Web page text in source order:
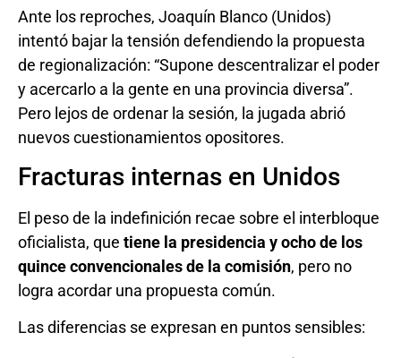
Ante los reproches, Joaquín Blanco (Unidos)
intentó bajar la tensión defendiendo la propuesta
de regionalización: “Supone descentralizar el poder
y acercarlo a la gente en una provincia diversa”.
Pero lejos de ordenar la sesión, la jugada abrió
nuevos cuestionamientos opositores.
Fracturas internas en Unidos
El peso de la indefinición recae sobre el interbloque
oficialista, que tiene la presidencia y ocho de los
quince convencionales de la comisión, pero no
logra acordar una propuesta común.
Las diferencias se expresan en puntos sensibles: